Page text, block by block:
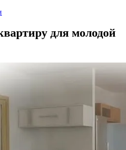
для молодой